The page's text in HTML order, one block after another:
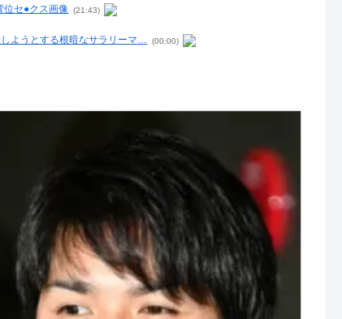
位セ●クス画像 (21:43)
しようとする根暗なサラリーマ… (00:00)